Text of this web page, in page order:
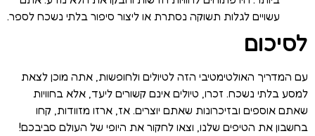
עשויים לגלות תשוקה נסתרת או ליצור סיפור בלתי נשכח לספר.
לסיכום
עם המדריך האולטימטיבי הזה לטיולים ולחופשות, אתה מוכן לצאת
למסע בלתי נשכח. זכרו, טיולים אינם קשורים ליעד, אלא בחוויות
שאתם אוספים ובזיכרונות שאתם יוצרים. אז, ארזו מזוודות, קחו
בחשבון את הטיפים שלנו, וצאו לחקור את היופי של העולם סביבכם!